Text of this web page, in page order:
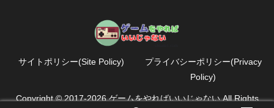
サイトポリシー(Site Policy)
プライバシーポリシー(Privacy
Policy)
Copyright © 2017-2026 ゲームをやればいいじゃない All Rights